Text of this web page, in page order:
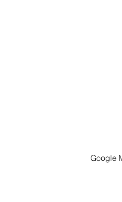
Google